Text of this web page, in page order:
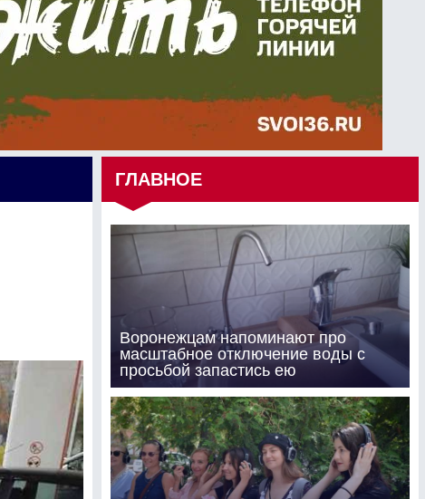
ГЛАВНОЕ
Воронежцам напоминают про
масштабное отключение воды с
просьбой запастись ею